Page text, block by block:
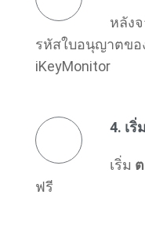
หลัง
รหัสใบอนุญาตขอ
iKeyMonitor
4. เ
เริ่ม
ฟรี